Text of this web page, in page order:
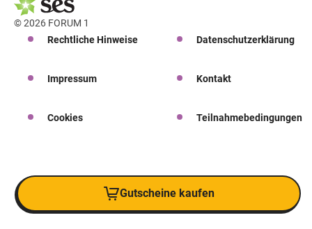
© 2026 FORUM 1
Rechtliche Hinweise
Datenschutzerklärung
Impressum Kontakt
Cookies Teilnahmebedingungen
Gutscheine kaufen